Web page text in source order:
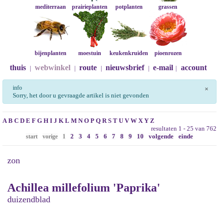
mediterraan prairieplanten potplanten grassen
bijenplanten moestuin keukenkruiden pioenrozen
thuis webwinkel route nieuwsbrief e-mail account
×
info
Sorry, het door u gevraagde artikel is niet gevonden
A B C D E F G H I J K L M N O P Q R S T U V W X Y Z
resultaten 1 - 25 van 762
start vorige 1 2 3 4 5 6 7 8 9 10 volgende einde
zon
Achillea millefolium 'Paprika'
duizendblad